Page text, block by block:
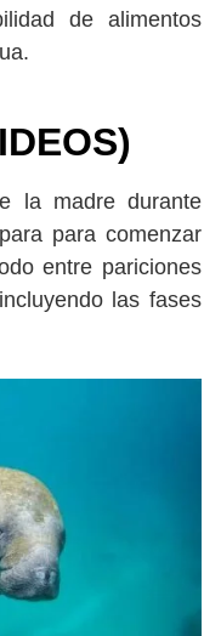
de alimentos
la madre durante
para comenzar
entre pariciones
las fases